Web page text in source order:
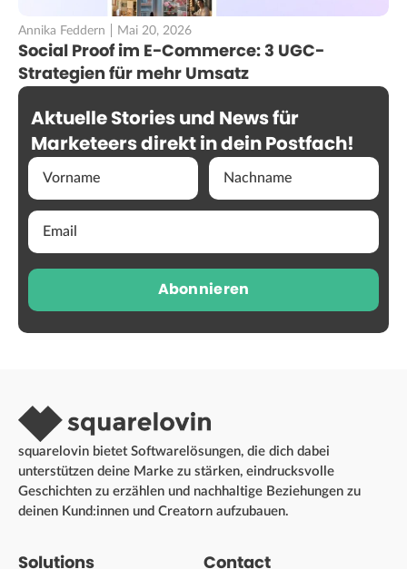
Annika Feddern Mai 20, 2026
Social Proof im E-Commerce: 3 UGC-
Strategien für mehr Umsatz
Aktuelle Stories und News für
Marketeers direkt in dein Postfach!
Abonnieren
squarelovin bietet Softwarelösungen, die dich dabei
unterstützen deine Marke zu stärken, eindrucksvolle
Geschichten zu erzählen und nachhaltige Beziehungen zu
deinen Kund:innen und Creatorn aufzubauen.
Solutions Contact